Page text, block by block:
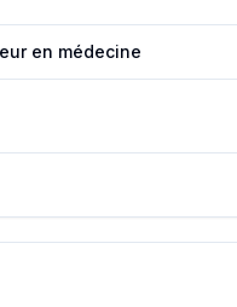
en médecine